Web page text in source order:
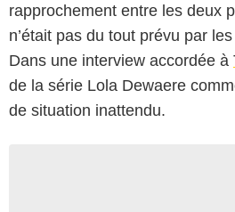
rapprochement entre les deux
n’était pas du tout prévu par
Dans une interview accordée à
de la série Lola Dewaere
de situation inattendu.